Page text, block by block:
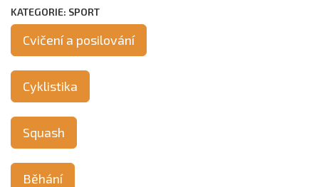
KATEGORIE: SPORT
Cvičení a posilování
Cyklistika
Squash
Běhání